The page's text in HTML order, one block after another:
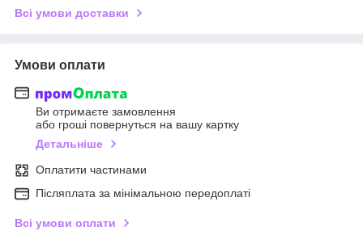
Всі умови доставки
Умови оплати
Ви отримаєте замовлення
або гроші повернуться на вашу картку
Детальніше
Оплатити частинами
Післяплата за мінімальною передоплаті
Всі умови оплати